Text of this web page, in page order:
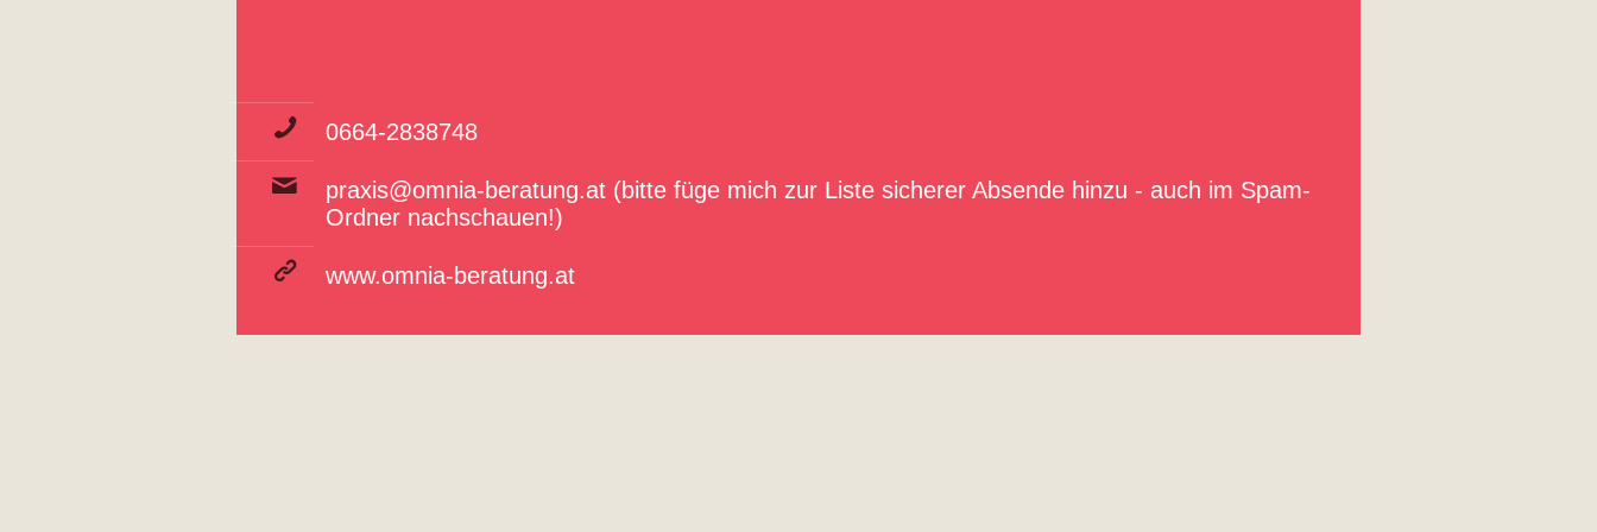
0664-2838748
praxis@omnia-beratung.at (bitte füge mich zur Liste sicherer Absende hinzu - auch im Spam-
Ordner nachschauen!)
www.omnia-beratung.at